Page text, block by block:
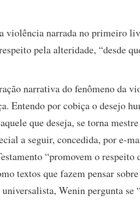
violência narrada no primeiro
pela alteridade, “desde
narrativa do fenômeno da
Entendo por cobiça o desejo
que deseja, se torna
a seguir, concedida, por e-
“promovem o respeito
textos que fazem pensar
Wenin pergunta se